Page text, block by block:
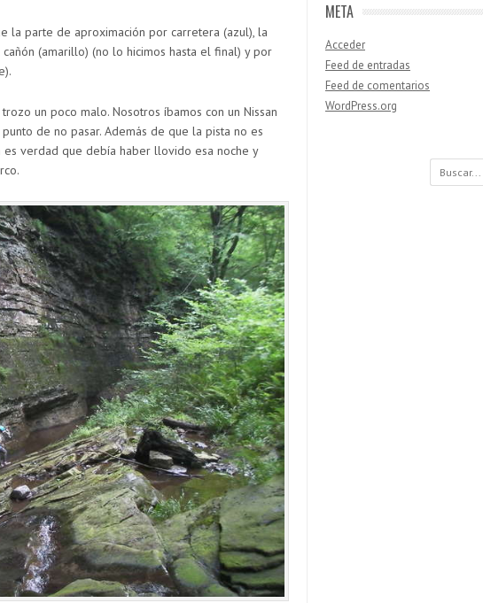
la parte de aproximación por carretera (azul), la
(amarillo) (no lo hicimos hasta el final) y por
un poco malo. Nosotros íbamos con un Nissan
de no pasar. Además de que la pista no es
verdad que debía haber llovido esa noche y
META
Acceder
Feed de entradas
Feed de comentarios
WordPress.org